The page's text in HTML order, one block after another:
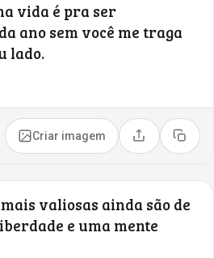
vida é pra ser
ano sem você me traga
lado.
Criar imagem Compartilhar
Copiar
valiosas ainda são de
e uma mente